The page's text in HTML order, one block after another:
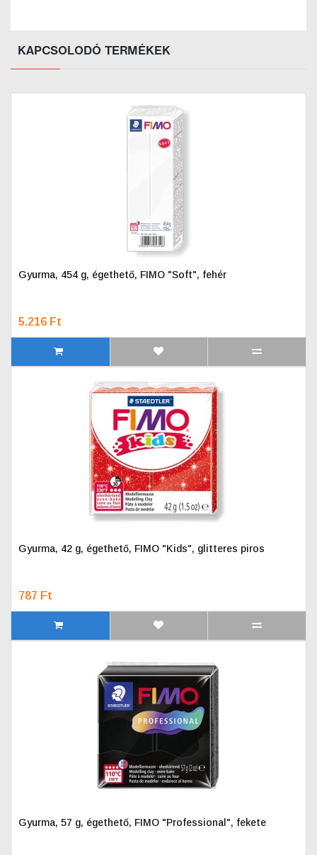
KAPCSOLODÓ TERMÉKEK
Gyurma, 454 g, égethető, FIMO "Soft", fehér
5.216 Ft
Gyurma, 42 g, égethető, FIMO "Kids", glitteres piros
787 Ft
Gyurma, 57 g, égethető, FIMO "Professional", fekete